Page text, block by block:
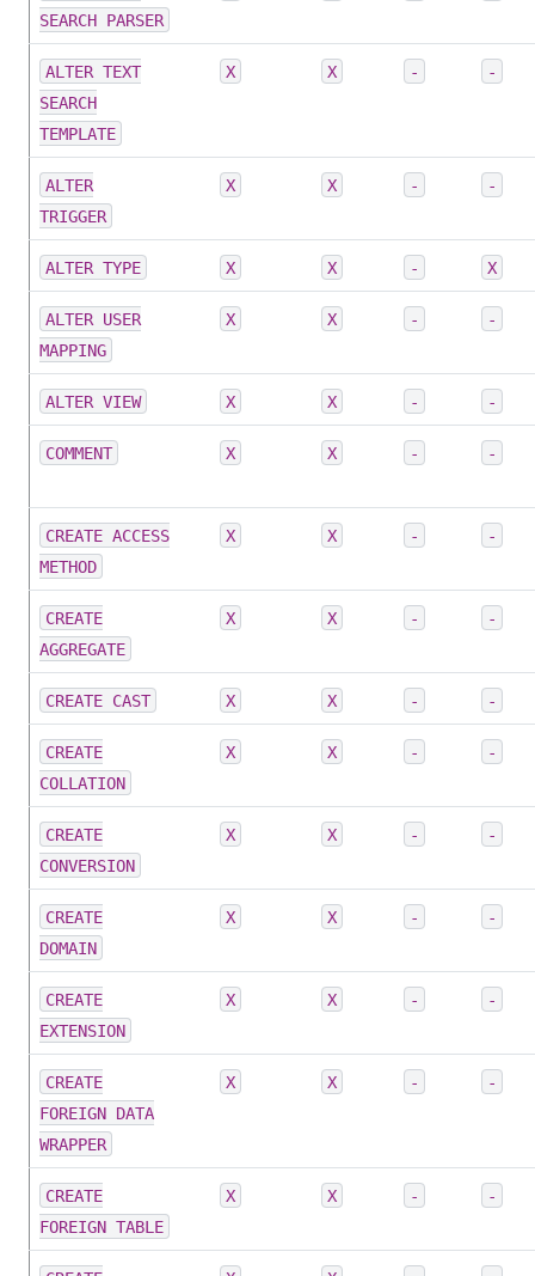
SEARCH PARSER
ALTER TEXT
SEARCH
TEMPLATE
X X - -
ALTER
TRIGGER
X X - -
ALTER TYPE X X - X
ALTER USER
MAPPING
X X - -
ALTER VIEW X X - -
COMMENT X X - -
CREATE ACCESS
METHOD
X X - -
CREATE
AGGREGATE
X X - -
CREATE CAST X X - -
CREATE
COLLATION
X X - -
CREATE
CONVERSION
X X - -
CREATE
DOMAIN
X X - -
CREATE
EXTENSION
X X - -
CREATE
FOREIGN DATA
WRAPPER
X X - -
CREATE
FOREIGN TABLE
X X - -